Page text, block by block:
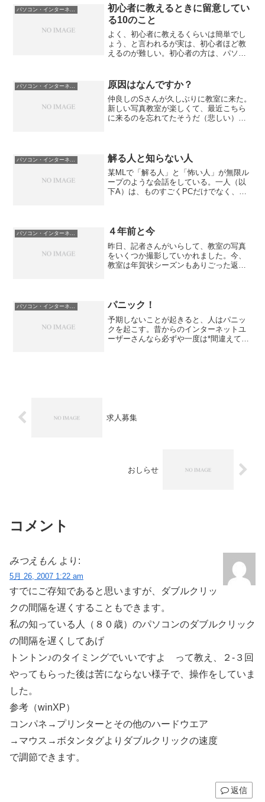
較的大きなイベントだっ...
初心者に教えるときに留意してい
る10のこと
よく、初心者に教えるくらいは簡単でし
ょう、と言われるが実は、初心者ほど教
えるのが難しい。初心者の方は、パソコ
わからないからだ。たとえば、クリック
という言葉一つとっても慣...
パソコン・インターネット 原因はなんですか？
仲良しのSさんが久しぶりに教室に来た。
新しい写真教室が楽しくて、最近こちら
に来るのを忘れてたそうだ（悲しい）
なっちゃったんだよ」「お...
解る人と知らない人
某MLで「解る人」と「怖い人」が無限ル
ープのような会話をしている。一人（以
下A）は、ものすごくPCだけでなく、シ
的なことは使えるが、...
４年前と今
昨日、記者さんがいらして、教室の写真
をいくつか撮影していかれました。今、
教室は年賀状シーズンもありごった返し
と違うスタイルなので、イ...
パソコン・インターネット パニック！
予期しないことが起きると、人はパニッ
クを起こす。昔からのインターネットユ
ーザーさんなら必ずや一度は*間違えて*
求人募集
おしらせ
コメント
みつえもん より:
5月 26, 2007 1:22 am
すでにご存知であると思いますが、ダブルクリッ
クの間隔を遅くすることもできます。
私の知っている人（８０歳）のパソコンのダブルクリック
の間隔を遅くしてあげ
トントン♪のタイミングでいいですよ って教え、２-３回
やってもらった後は苦にならない様子で、操作をしていま
した。
参考（winXP）
コンパネ→プリンターとその他のハードウエア
→マウス→ボタンタグよりダブルクリックの速度
で調節できます。
返信